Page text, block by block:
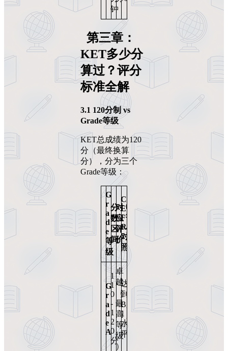
钟
第三章：
KET多少分
算过？评分
标准全解
3.1 120分制 vs
Grade等级
KET总成绩为120
分（最终换算
分），分为三个
Grade等级：
G
r
a
d
e
等
级
分
数
区
间
对
应
评
价
C
E
F
R
对
照
申
请
价
值
G
r
a
d
e
A
1
1
0
-
1
2
0
分
卓
越
（
最
高
等
级
）
达
到
B
1
水
平
★
★
★
★
★